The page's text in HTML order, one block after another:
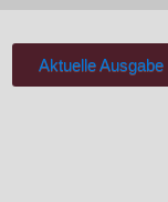
Aktuelle Ausgabe